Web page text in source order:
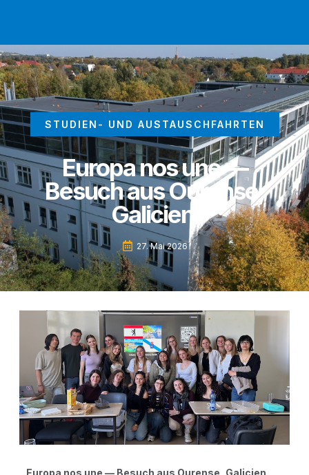
STUDIEN- UND AUSTAUSCHFAHRTEN
Europa nos une —
Besuch aus Ourense,
Galicien
27. Mai 2026